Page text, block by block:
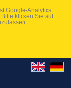
Google-Analytics.
. Bitte klicken Sie auf